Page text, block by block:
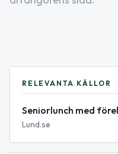
RELEVANTA KÄLLOR
Seniorlunch med
Lund.se